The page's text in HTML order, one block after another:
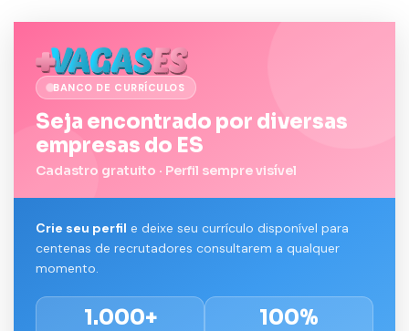
BANCO DE CURRÍCULOS
Seja encontrado por diversas
empresas do ES
Cadastro gratuito · Perfil sempre visível
Crie seu perfil e deixe seu currículo disponível para
centenas de recrutadores consultarem a qualquer
momento.
1.000+ 100%